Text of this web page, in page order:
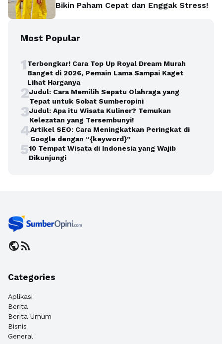
Bikin Paham Cepat dan Enggak Stress!
Most Popular
1Terbongkar! Cara Top Up Royal Dream Murah
Banget di 2026, Pemain Lama Sampai Kaget
Lihat Harganya
2Judul: Cara Memilih Sepatu Olahraga yang
Tepat untuk Sobat Sumberopini
3Judul: Apa itu Wisata Kuliner? Temukan
Kelezatan yang Tersembunyi!
4Artikel SEO: Cara Meningkatkan Peringkat di
Google dengan “{keyword}”
510 Tempat Wisata di Indonesia yang Wajib
Dikunjungi
publicrss_feed
Categories
Aplikasi
Berita
Berita Umum
Bisnis
General